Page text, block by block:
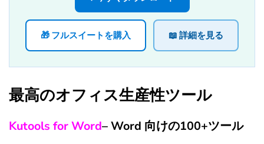
🎁 フルスイートを購入 📖 詳細を見る
最高のオフィス生産性ツール
Kutools for Word– Word 向けの100+ツール